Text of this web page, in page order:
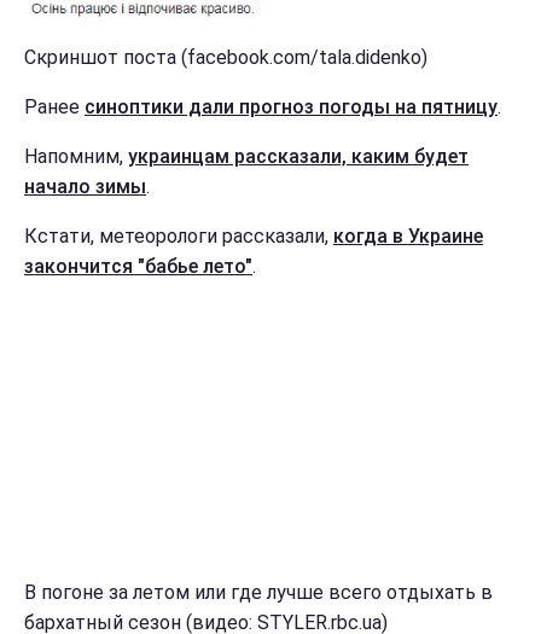
Скриншот поста (facebook.com/tala.didenko)
Ранее синоптики дали прогноз погоды на пятницу.
Напомним, украинцам рассказали, каким будет
начало зимы.
Кстати, метеорологи рассказали, когда в Украине
закончится "бабье лето".
В погоне за летом или где лучше всего отдыхать в
бархатный сезон (видео: STYLER.rbc.ua)